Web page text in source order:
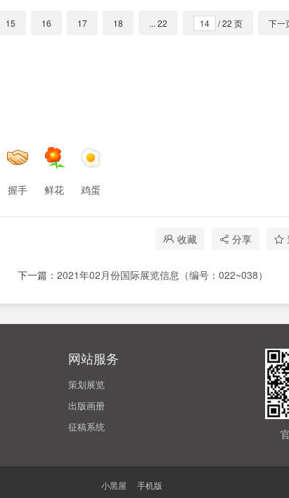
15 16 17 18 ... 22 / 22 页 下一
握手 鲜花 鸡蛋
收藏 分享
下一篇： 2021年02月份国际展览信息（编号：022~038）
网站服务
策划展览
出版画册
征稿系统
小黑屋
手机版